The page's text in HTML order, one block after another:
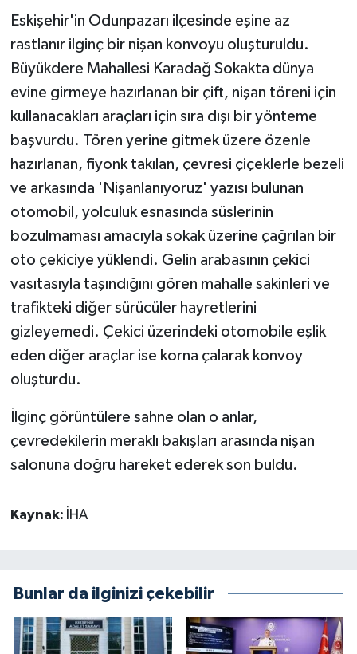
Eskişehir'in Odunpazarı ilçesinde eşine az
rastlanır ilginç bir nişan konvoyu oluşturuldu.
Büyükdere Mahallesi Karadağ Sokakta dünya
evine girmeye hazırlanan bir çift, nişan töreni için
kullanacakları araçları için sıra dışı bir yönteme
başvurdu. Tören yerine gitmek üzere özenle
hazırlanan, fiyonk takılan, çevresi çiçeklerle bezeli
ve arkasında 'Nişanlanıyoruz' yazısı bulunan
otomobil, yolculuk esnasında süslerinin
bozulmaması amacıyla sokak üzerine çağrılan bir
oto çekiciye yüklendi. Gelin arabasının çekici
vasıtasıyla taşındığını gören mahalle sakinleri ve
trafikteki diğer sürücüler hayretlerini
gizleyemedi. Çekici üzerindeki otomobile eşlik
eden diğer araçlar ise korna çalarak konvoy
oluşturdu.
İlginç görüntülere sahne olan o anlar,
çevredekilerin meraklı bakışları arasında nişan
salonuna doğru hareket ederek son buldu.
Kaynak: İHA
Bunlar da ilginizi çekebilir